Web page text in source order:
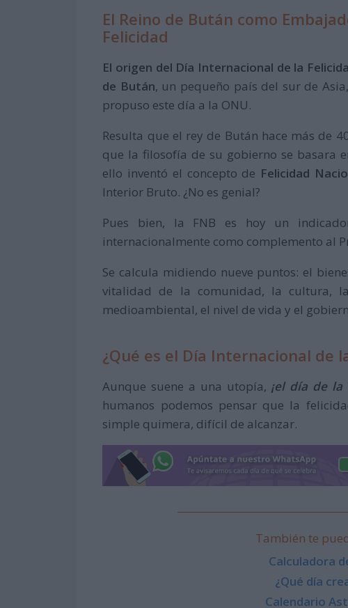
El Reino de Bután como
Felicidad
El origen del Día Internacional de la
de Bután, un pequeño país del sur de
propuso este día a la ONU.
Resulta que el rey de Bután hace más de
que la filosofía de su gobierno se basara
ello inventó el concepto de Felicidad
Interior Bruto. ¿No es genial?
Pues bien, la FNB es hoy un
internacionalmente como complemento al
Se calcula midiendo nueve puntos: el
vitalidad de la comunidad, la cultura,
medioambiental, el nivel de vida y el
¿Qué es el Día Internacional de
Aunque suene a una utopía, ¡el día de la
humanos podemos pensar que la
simple quimera, difícil de alcanzar.
También te
Calculadora
¿Qué día
Calendario